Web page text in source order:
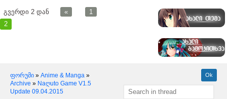
გვერდი 2 დან «
1
2
ფორუმი » Anime & Manga »
Archive » Naღuto Game V1.5
Update 09.04.2015